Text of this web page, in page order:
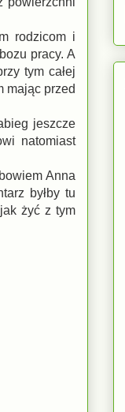
rodzicom i
pracy. A
tym całej
mając przed
jeszcze
natomiast
Anna
byłby tu
żyć z tym